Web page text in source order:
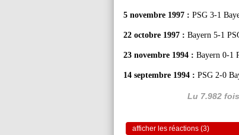
5 novembre 1997 : PSG 3-1
22 octobre 1997 : Bayern 5-1
23 novembre 1994 : Bayern 0-1
14 septembre 1994 : PSG 2-0
Lu 7.982 fois
afficher les réactions (3)